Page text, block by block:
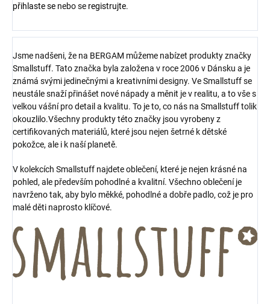
přihlaste se nebo se registrujte.
Jsme nadšeni, že na BERGAM můžeme nabízet produkty značky
Smallstuff. Tato značka byla založena v roce 2006 v Dánsku a je
známá svými jedinečnými a kreativními designy. Ve Smallstuff se
neustále snaží přinášet nové nápady a měnit je v realitu, a to vše s
velkou vášní pro detail a kvalitu. To je to, co nás na Smallstuff tolik
okouzlilo.Všechny produkty této značky jsou vyrobeny z
certifikovaných materiálů, které jsou nejen šetrné k dětské
pokožce, ale i k naší planetě.
V kolekcích Smallstuff najdete oblečení, které je nejen krásné na
pohled, ale především pohodlné a kvalitní. Všechno oblečení je
navrženo tak, aby bylo měkké, pohodlné a dobře padlo, což je pro
malé děti naprosto klíčové.